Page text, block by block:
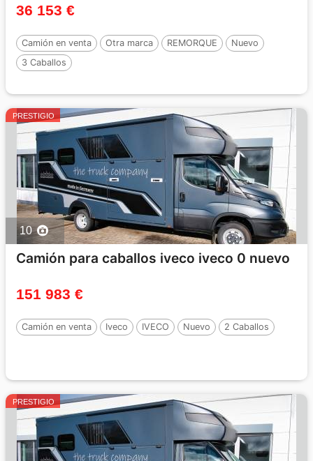
36 153 €
Camión en venta Otra marca REMORQUE
Nuevo
3 Caballos
PRESTIGIO
10
Camión para caballos iveco iveco 0 nuevo
151 983 €
Camión en venta Iveco IVECO Nuevo 2 Caballos
PRESTIGIO